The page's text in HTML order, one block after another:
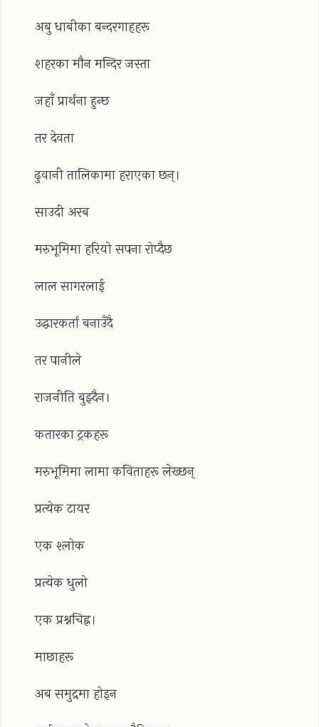
अबु धाबीका बन्दरगाहहरू
शहरका मौन मन्दिर जस्ता
जहाँ प्रार्थना हुन्छ
तर देवता
ढुवानी तालिकामा हराएका छन्।
साउदी अरब
मरुभूमिमा हरियो सपना रोप्दैछ
लाल सागरलाई
उद्धारकर्ता बनाउँदै
तर पानीले
राजनीति बुझ्दैन।
कतारका ट्रकहरू
मरुभूमिमा लामा कविताहरू लेख्छन्
प्रत्येक टायर
एक श्लोक
प्रत्येक धुलो
एक प्रश्नचिह्न।
माछाहरू
अब समुद्रमा होइन